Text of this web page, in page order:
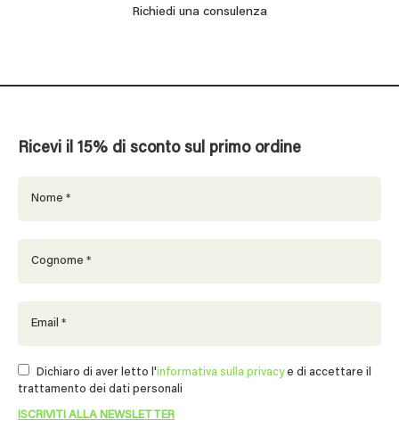
Richiedi una consulenza
Ricevi il 15% di sconto sul primo ordine
Dichiaro di aver letto l'informativa sulla privacye di accettare il
trattamento dei dati personali